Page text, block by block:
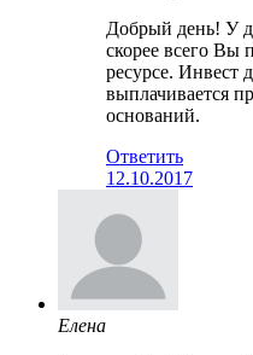
Добрый день! У
скорее всего Вы
ресурсе. Инвест
выплачивается
оснований.
Ответить
12.10.2017
Елена